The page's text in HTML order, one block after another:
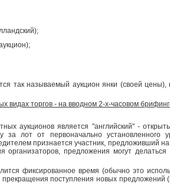
так называемый аукцион янки (своей
видах торгов - на вводном 2-х-часовом
аукционов является "английский" -
за лот от первоначально установленного
признается участник, предложивший
организаторов, предложения могут
фиксированное время (обычно это
поступления новых